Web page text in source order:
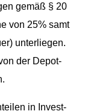
gemäß § 20
von 25% samt
unter­liegen.
der Depot­
in Invest­